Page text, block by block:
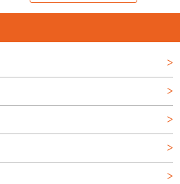
>
>
>
>
>